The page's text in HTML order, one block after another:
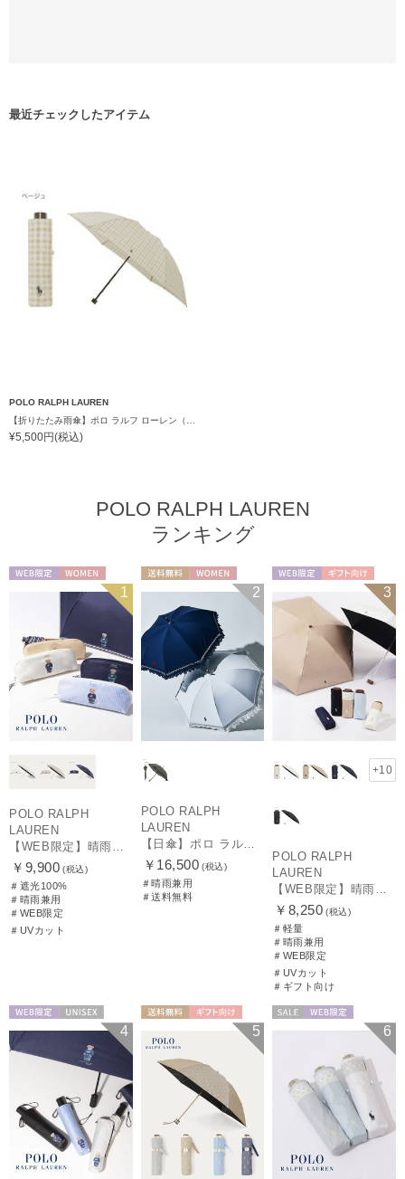
最近チェックしたアイテム
POLO RALPH LAUREN
¥5,500円(税込)
POLO RALPH LAUREN
ランキング
1
POLO RALPH
LAUREN
【WEB限定】晴雨兼用折りたたみ日傘 ポロ ラルフ ローレン（POLO RALPH LAUREN）ワンポイントベア 遮光100 UV100
￥9,900 (税込)
＃遮光100%
＃晴雨兼用
＃WEB限定
＃UVカット
2
POLO RALPH
LAUREN
【日傘】ポロ ラルフ ローレン(POLO RALPH LAUREN)エンブフリル 長傘 【公式ムーンバット】 遮光 遮熱 UV 晴雨兼用
￥16,500 (税込)
＃晴雨兼用
＃送料無料
ギフト向け
UNISEX
3
+10
POLO RALPH
LAUREN
【WEB限定】晴雨兼用折りたたみ日傘 ポロ ラルフ ローレン ポロポニー刺繍 POLO BEAR 雨の日OK 遮光100% 遮熱 簡単開閉 UV100% 晴雨兼用
￥8,250 (税込)
＃軽量
＃晴雨兼用
＃WEB限定
＃UVカット
＃ギフト向け
4
ギフト向け
WOMEN
5 6